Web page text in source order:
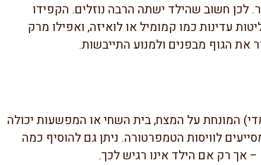
לכן חשוב שהילד ישתה הרבה נוזלים. הקפידו
עדינות כמו קמומיל או לואיזה, ואפילו מרק
את הגוף מבפנים ולמנוע התייבשות.
המונחת על המצח, בית השחי או המפשעות יכולה
לוויסות הטמפרטורה. ניתן גם להוסיף כמה
אך רק אם הילד אינו רגיש לכך.